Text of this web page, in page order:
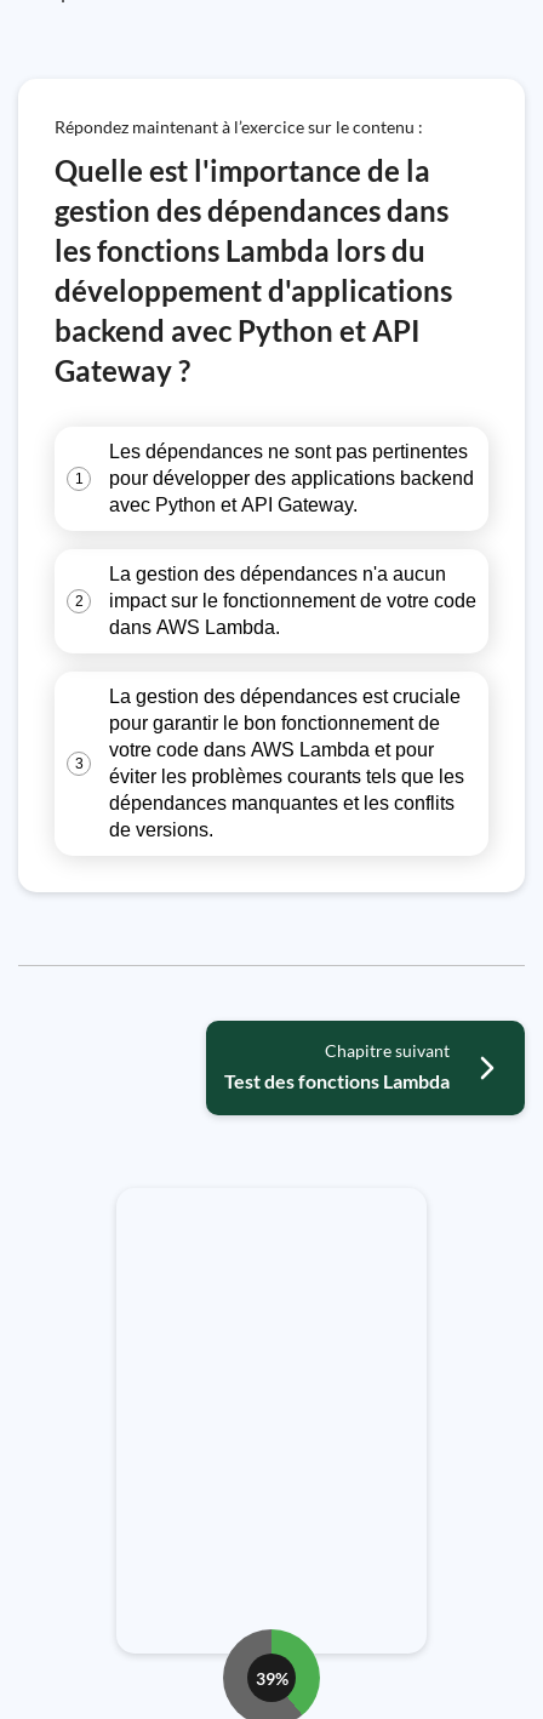
Répondez maintenant à l’exercice sur le contenu :
Quelle est l'importance de la
gestion des dépendances dans
les fonctions Lambda lors du
développement d'applications
backend avec Python et API
Gateway ?
1
Les dépendances ne sont pas pertinentes
pour développer des applications backend
avec Python et API Gateway.
2
La gestion des dépendances n'a aucun
impact sur le fonctionnement de votre code
dans AWS Lambda.
3
La gestion des dépendances est cruciale
pour garantir le bon fonctionnement de
votre code dans AWS Lambda et pour
éviter les problèmes courants tels que les
dépendances manquantes et les conflits
de versions.
Chapitre suivant
Test des fonctions Lambda
39%